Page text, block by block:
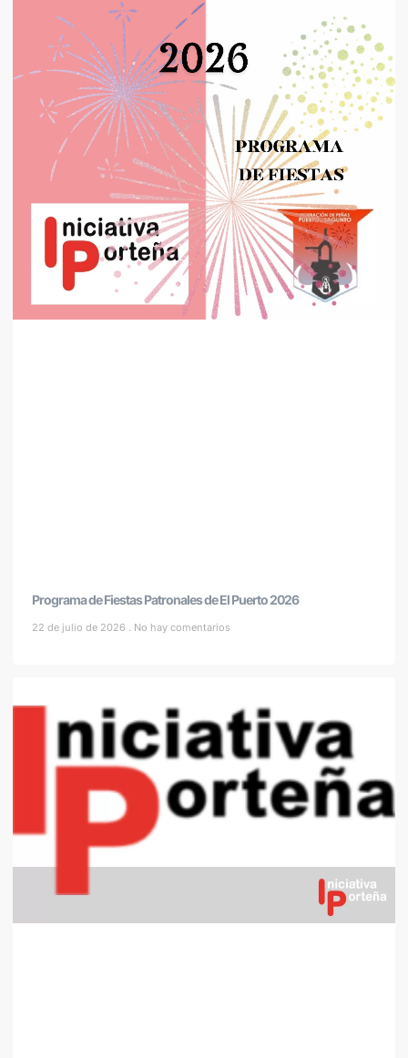
Programa de Fiestas Patronales de El Puerto 2026
22 de julio de 2026 No hay comentarios